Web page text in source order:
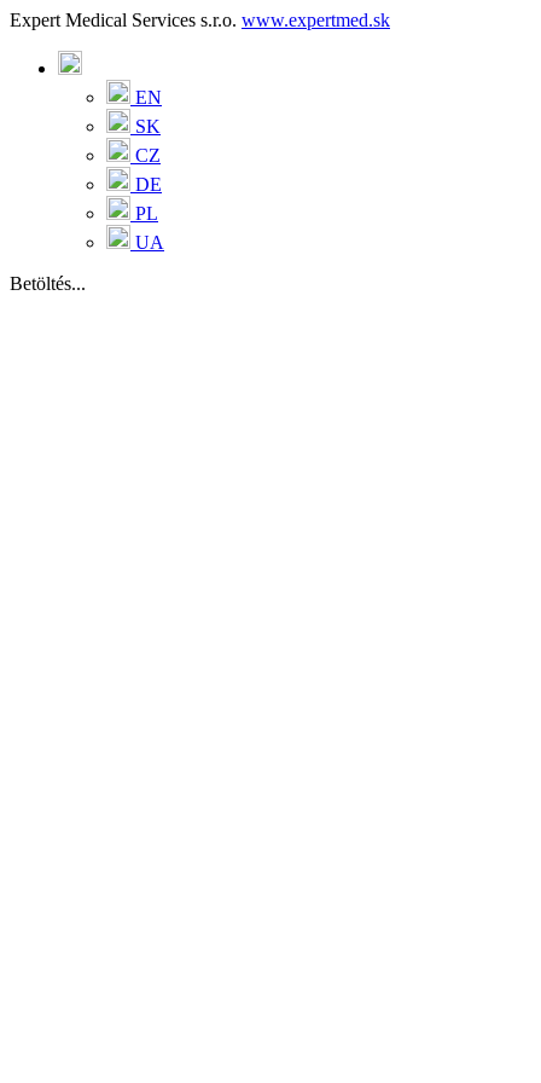
Expert Medical Services s.r.o. www.expertmed.sk
EN
SK
CZ
DE
PL
UA
Betöltés...